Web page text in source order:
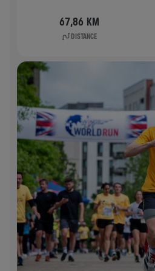
67,86 KM
DISTANCE